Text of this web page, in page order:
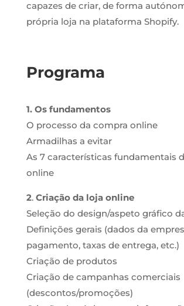
capazes de criar, de forma
própria loja na plataforma Shopify.
Programa
1. Os fundamentos
O processo da compra online
Armadilhas a evitar
As 7 características fundamentais
online
2. Criação da loja online
Seleção do design/aspeto gráfico
Definições gerais (dados da
pagamento, taxas de entrega, etc.)
Criação de produtos
Criação de campanhas comerciais
(descontos/promoções)